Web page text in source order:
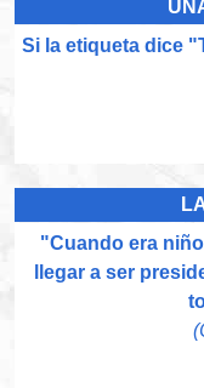
Si la etiqueta dice
"Cuando era
llegar a ser